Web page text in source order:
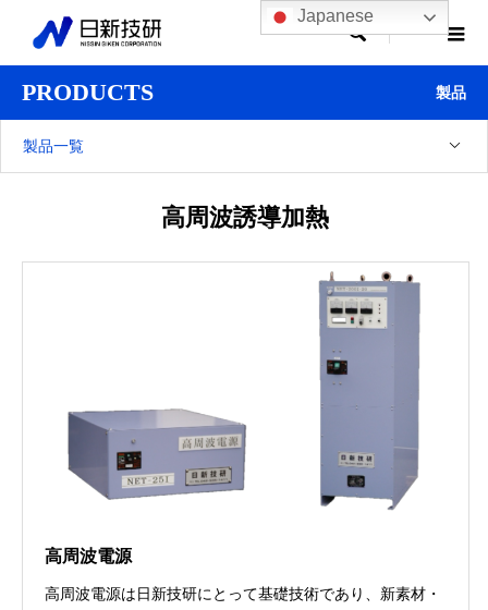

PRODUCTS 製品
製品一覧
高周波誘導加熱
高周波電源
高周波電源は日新技研にとって基礎技術であり、新素材・
Japanese